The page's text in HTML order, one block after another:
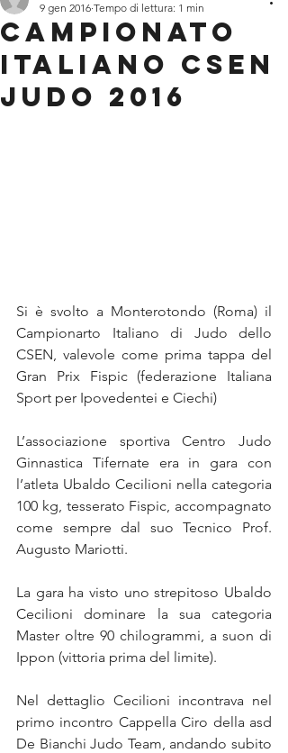
Campionato
Italiano Csen
Judo 2016
9 gen 2016 Tempo di lettura: 1 min
Si è svolto a Monterotondo (Roma) il
Campionarto Italiano di Judo dello
CSEN, valevole come prima tappa del
Gran Prix Fispic (federazione Italiana
Sport per Ipovedentei e Ciechi)
L’associazione sportiva Centro Judo
Ginnastica Tifernate era in gara con
l’atleta Ubaldo Cecilioni nella categoria
100 kg, tesserato Fispic, accompagnato
come sempre dal suo Tecnico Prof.
Augusto Mariotti.
La gara ha visto uno strepitoso Ubaldo
Cecilioni dominare la sua categoria
Master oltre 90 chilogrammi, a suon di
Ippon (vittoria prima del limite).
Nel dettaglio Cecilioni incontrava nel
primo incontro Cappella Ciro della asd
De Bianchi Judo Team, andando subito